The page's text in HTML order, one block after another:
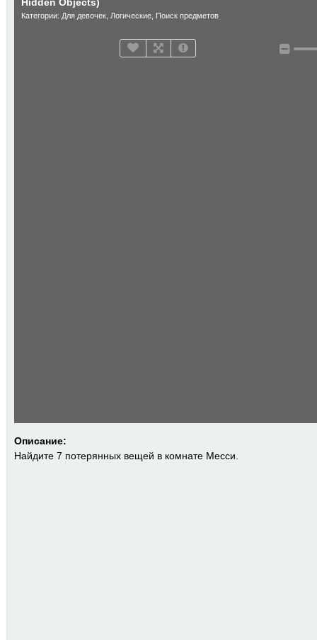
Категории: Для девочек Логические Поиск предметов
Описание:
Найдите 7 потерянных вещей в комнате Месси.